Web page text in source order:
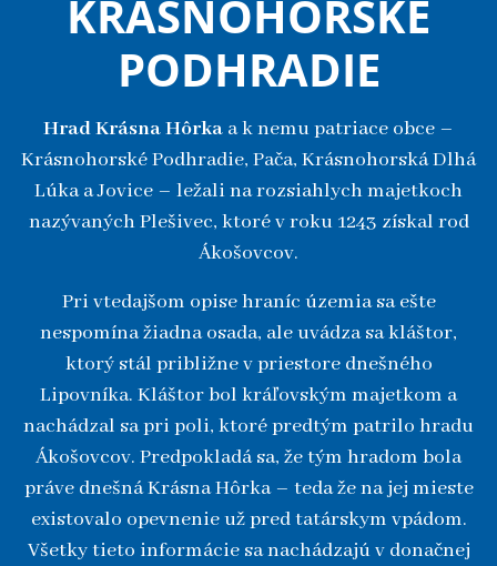
KRÁSNOHORSKÉ
PODHRADIE
Hrad Krásna Hôrka a k nemu patriace obce –
Krásnohorské Podhradie, Pača, Krásnohorská Dlhá
Lúka a Jovice – ležali na rozsiahlych majetkoch
nazývaných Plešivec, ktoré v roku 1243 získal rod
Ákošovcov.
Pri vtedajšom opise hraníc územia sa ešte
nespomína žiadna osada, ale uvádza sa kláštor,
ktorý stál približne v priestore dnešného
Lipovníka. Kláštor bol kráľovským majetkom a
nachádzal sa pri poli, ktoré predtým patrilo hradu
Ákošovcov. Predpokladá sa, že tým hradom bola
práve dnešná Krásna Hôrka – teda že na jej mieste
existovalo opevnenie už pred tatárskym vpádom.
Všetky tieto informácie sa nachádzajú v donačnej